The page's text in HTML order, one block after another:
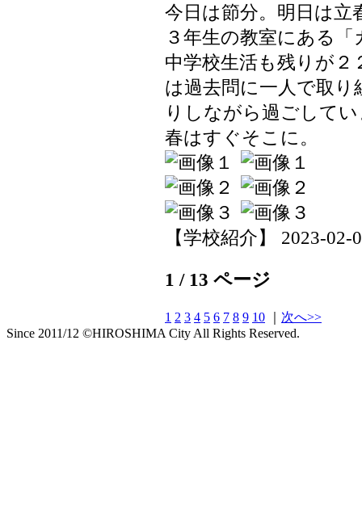
今日は節分。明日は立
３年生の教室にある
中学校生活も残りが
は過去問に一人で取
りしながら過ごして
春はすぐそこに。
【学校紹介】 2023-02-
1 / 13 ページ
1 2 3 4 5 6 7 8 9 10
次へ>>
Since 2011/12 ©HIROSHIMA City All Rights Reserved.